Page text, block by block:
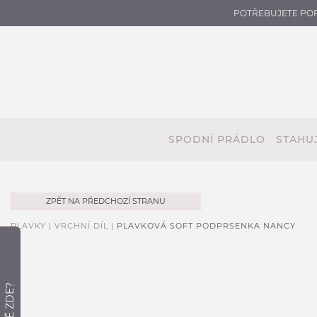
POTŘEBUJETE
SPODNÍ PRÁDLO
ZPĚT NA PŘEDCHOZÍ STRANU
PLAVKY | VRCHNÍ DÍL | PLAVKOVÁ SOFT PODPRSENKA NANCY